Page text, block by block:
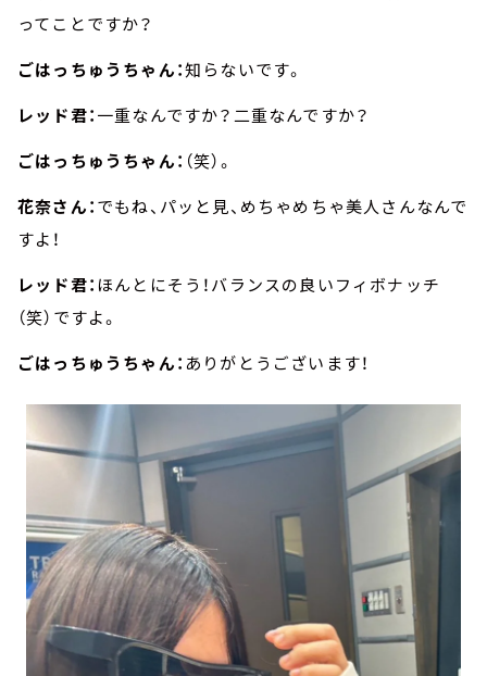
ってことですか？
ごはっちゅうちゃん：知らないです。
レッド君：一重なんですか？二重なんですか？
ごはっちゅうちゃん： （笑）。
花奈さん：でもね、パッと見、めちゃめちゃ美人さんなんで
すよ！
レッド君：ほんとにそう！バランスの良いフィボナッチ
（笑）ですよ。
ごはっちゅうちゃん： ありがとうございます！